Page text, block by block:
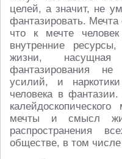
целей, а значит, не
фантазировать.
что к мечте
внутренние
жизни,
фантазирования не
усилий, и
человека в
мечты и смысл
распространения
обществе, в том